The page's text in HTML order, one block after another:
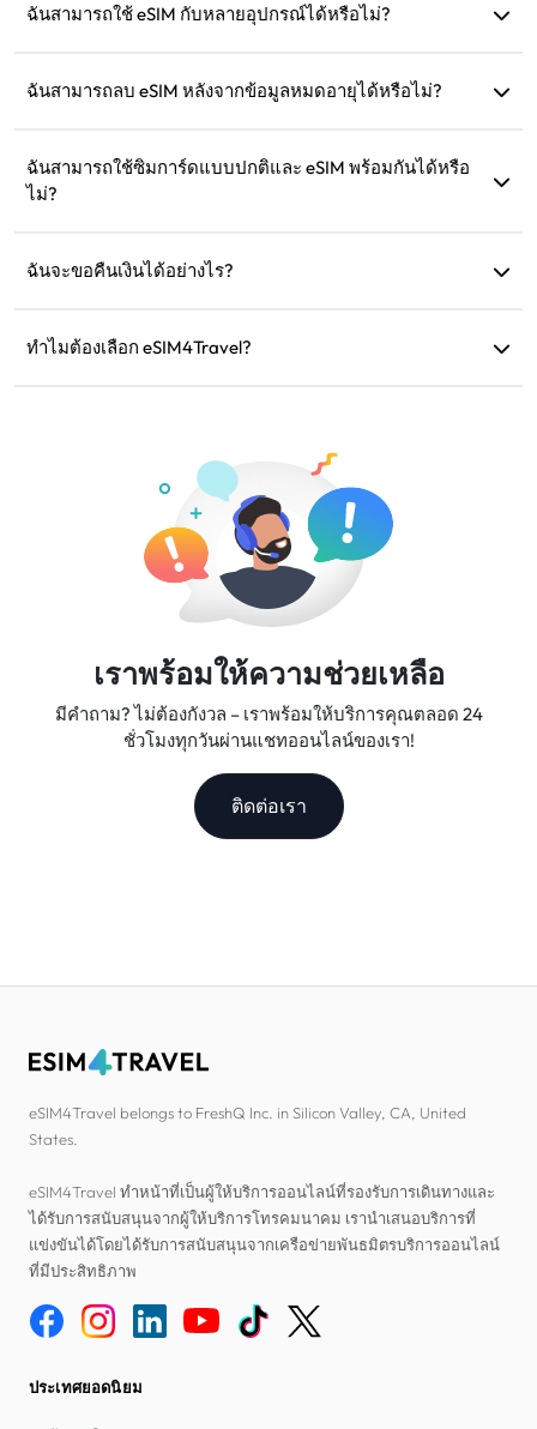
บนเว็บไซต์
ฉันสามารถใช้ eSIM กับหลายอุปกรณ์ได้หรือไม่?
ติดต่อฝ่ายบริการลูกค้าสำหรับการโอนย้าย
ฉันสามารถลบ eSIM หลังจากข้อมูลหมดอายุได้หรือไม่?
อนาคตไปยังภูมิภาคเดิม
ฉันสามารถใช้ซิมการ์ดแบบปกติและ eSIM พร้อมกันได้หรือ
ไม่?
ธรรมเนียมโรมมิ่งเพิ่มเติมจากซิมการ์ดแบบปกติ
ฉันจะขอคืนเงินได้อย่างไร?
มีปัญหาทางเทคนิค คุณสามารถขอคืนเงินได้ การคืนเงินจะถูก
ทำไมต้องเลือก eSIM4Travel?
เราพร้อมให้ความช่วยเหลือ
มีคำถาม? ไม่ต้องกังวล – เราพร้อมให้บริการคุณตลอด 24
ชั่วโมงทุกวันผ่านแชทออนไลน์ของเรา!
ติดต่อเรา
eSIM4Travel belongs to FreshQ Inc. in Silicon Valley, CA, United
States.
eSIM4Travel ทำหน้าที่เป็นผู้ให้บริการออนไลน์ที่รองรับการเดินทางและ
ได้รับการสนับสนุนจากผู้ให้บริการโทรคมนาคม เรานำเสนอบริการที่
แข่งขันได้โดยได้รับการสนับสนุนจากเครือข่ายพันธมิตรบริการออนไลน์
ที่มีประสิทธิภาพ
ประเทศยอดนิยม